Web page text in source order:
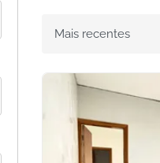
Ordenar por